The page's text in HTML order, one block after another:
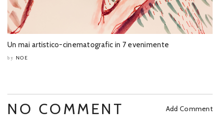
Un mai artistico-cinematografic in 7 evenimente
by NOE
NO COMMENT Add Comment